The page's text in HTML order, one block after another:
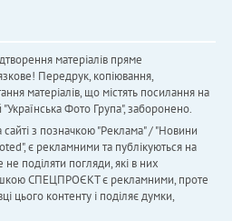
матеріалів пряме
Передрук, копіювання,
матеріалів, що містять посилання на
Фото Група", заборонено.
сайті з позначкою "Реклама" / "Новини
є рекламними та публікуються на
поділяти погляди, які в них
СПЕЦПРОЄКТ є рекламними, проте
цього контенту і поділяє думки,